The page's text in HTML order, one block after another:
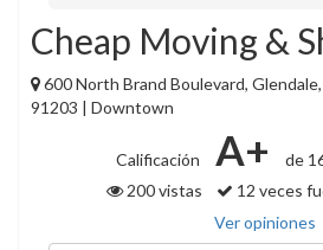
Cheap Moving &
600 North Brand Boulevard,
91203 | Downtown
Calificación A+
de
200 vistas
12 veces
Ver opiniones